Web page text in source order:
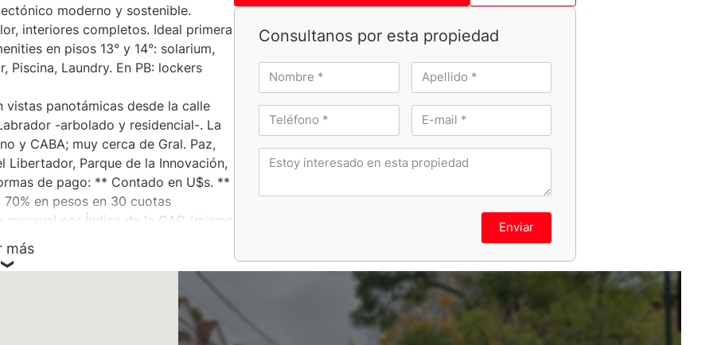
moderno y sostenible.
interiores completos. Ideal primera
en pisos 13° y 14°: solarium,
Piscina, Laundry. En PB: lockers
panotámicas desde la calle
-arbolado y residencial-. La
y CABA; muy cerca de Gral. Paz,
Libertador, Parque de la Innovación,
de pago: ** Contado en U$s. **
en pesos en 30 cuotas
por Índice de la CAC (mismo
Anticipo: U$s 47.935 + 2 refuerzos
hasta 180 cuotas fijas (15 años),
más
Consultanos por esta propiedad
Enviar